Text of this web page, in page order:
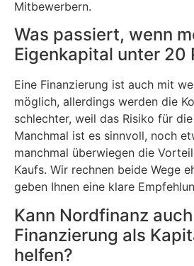
Mitbewerbern.
Was passiert, wenn
Eigenkapital unter 20
Eine Finanzierung ist auch mit
möglich, allerdings werden die
schlechter, weil das Risiko für
Manchmal ist es sinnvoll, noch
manchmal überwiegen die
Kaufs. Wir rechnen beide Wege
geben Ihnen eine klare
Kann Nordfinanz
Finanzierung als
helfen?